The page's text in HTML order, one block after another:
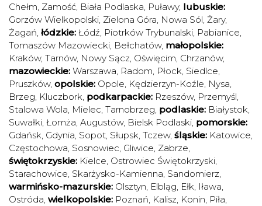
Chełm, Zamość, Biała Podlaska, Puławy, lubuskie:
Gorzów Wielkopolski, Zielona Góra, Nowa Sól, Żary,
Żagań, łódzkie: Łódź, Piotrków Trybunalski, Pabianice,
Tomaszów Mazowiecki, Bełchatów, małopolskie:
Kraków, Tarnów, Nowy Sącz, Oświęcim, Chrzanów,
mazowieckie: Warszawa, Radom, Płock, Siedlce,
Pruszków, opolskie: Opole, Kędzierzyn-Koźle, Nysa,
Brzeg, Kluczbork, podkarpackie: Rzeszów, Przemyśl,
Stalowa Wola, Mielec, Tarnobrzeg, podlaskie: Białystok,
Suwałki, Łomża, Augustów, Bielsk Podlaski, pomorskie:
Gdańsk, Gdynia, Sopot, Słupsk, Tczew, śląskie: Katowice,
Częstochowa, Sosnowiec, Gliwice, Zabrze,
świętokrzyskie: Kielce, Ostrowiec Świętokrzyski,
Starachowice, Skarżysko-Kamienna, Sandomierz,
warmińsko-mazurskie: Olsztyn, Elbląg, Ełk, Iława,
Ostróda, wielkopolskie: Poznań, Kalisz, Konin, Piła,